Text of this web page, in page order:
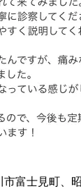
富士見町、